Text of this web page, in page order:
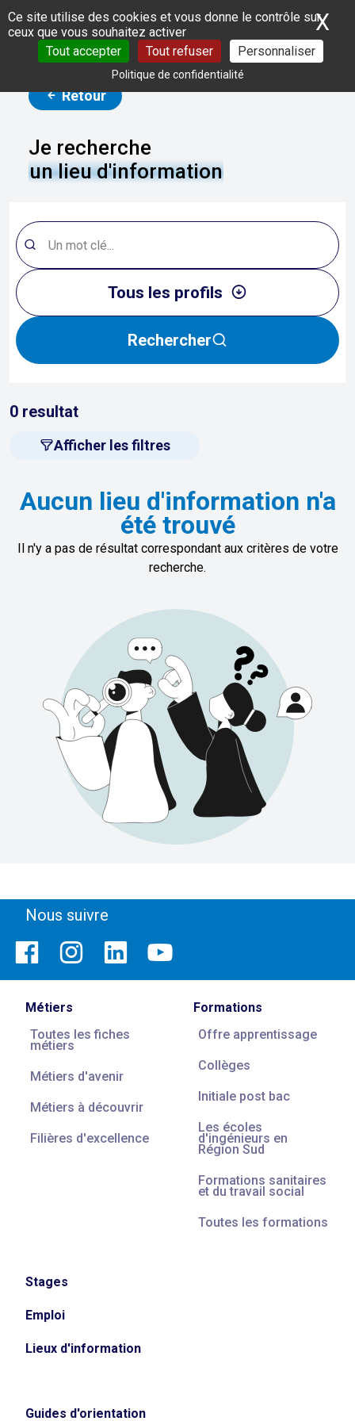
Panneau de gestion des cookies
Ce site utilise des cookies et vous donne le contrôle sur
ceux que vous souhaitez activer
Tout accepter
Tout refuser Personnaliser
Politique de confidentialité
X
Retour
Je recherche
un lieu d'information
Tous les profils
Rechercher
Afficher les filtres
0 resultat
Aucun lieu d'information n'a
été trouvé
Il n'y a pas de résultat correspondant aux critères de votre
recherche.
Nous suivre
Métiers
Toutes les fiches
métiers
Métiers d'avenir
Métiers à découvrir
Filières d'excellence
Formations
Offre apprentissage
Collèges
Initiale post bac
Les écoles
d'ingénieurs en
Région Sud
Formations sanitaires
et du travail social
Toutes les formations
Stages
Emploi
Lieux d'information
Guides d'orientation